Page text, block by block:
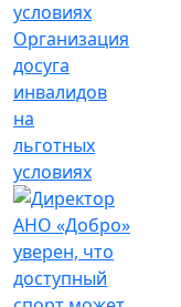
Организация
досуга
инвалидов
на
льготных
условиях